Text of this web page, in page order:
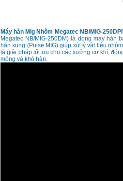
Máy hàn Mig Nhôm Megatec NB/MIG-
Megatec NB/MIG-250DM) là dòng máy
hàn xung (Pulse MIG) giúp xử lý vật liệu
là giải pháp tối ưu cho các xưởng cơ khí,
mỏng và khó hàn.